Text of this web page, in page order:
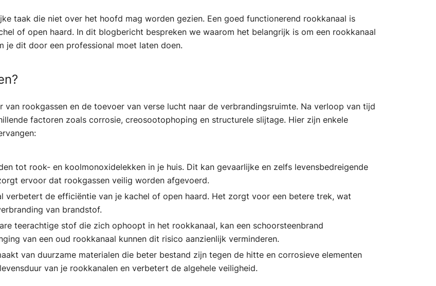
taak die niet over het hoofd mag worden gezien. Een goed functionerend rookkanaal is
of open haard. In dit blogbericht bespreken we waarom het belangrijk is om een rookkanaal
je dit door een professional moet laten doen.
rookgassen en de toevoer van verse lucht naar de verbrandingsruimte. Na verloop van tijd
factoren zoals corrosie, creosootophoping en structurele slijtage. Hier zijn enkele
tot rook- en koolmonoxidelekken in je huis. Dit kan gevaarlijke en zelfs levensbedreigende
ervoor dat rookgassen veilig worden afgevoerd.
verbetert de efficiëntie van je kachel of open haard. Het zorgt voor een betere trek, wat
van brandstof.
teerachtige stof die zich ophoopt in het rookkanaal, kan een schoorsteenbrand
van een oud rookkanaal kunnen dit risico aanzienlijk verminderen.
van duurzame materialen die beter bestand zijn tegen de hitte en corrosieve elementen
van je rookkanalen en verbetert de algehele veiligheid.